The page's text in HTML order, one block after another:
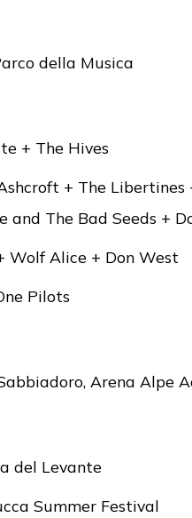
della Musica
+ The Hives
+ The
and The Bad Seeds +
Wolf Alice + Don West
Pilots
Arena Alpe
del Levante
Summer Festival